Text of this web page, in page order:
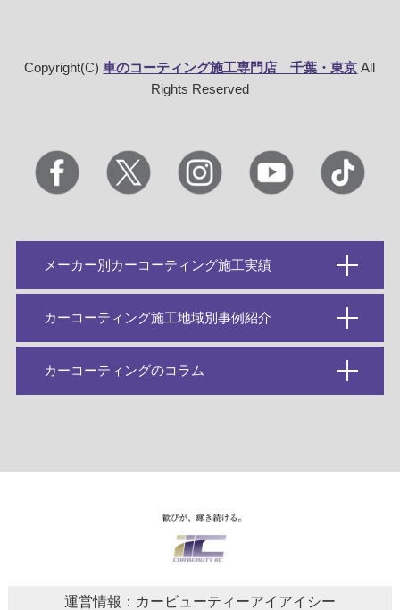
Copyright(C)車のコーティング施工専門店 千葉・東京 All
Rights Reserved
メーカー別カーコーティング施工実績
カーコーティング施工地域別事例紹介
カーコーティングのコラム
運営情報：カービューティーアイアイシー